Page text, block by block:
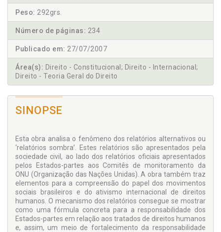
Peso: 292grs.
Número de páginas: 234
Publicado em: 27/07/2007
Área(s): Direito - Constitucional; Direito - Internacional;
Direito - Teoria Geral do Direito
SINOPSE
Esta obra analisa o fenômeno dos relatórios alternativos ou
‘relatórios sombra’. Estes relatórios são apresentados pela
sociedade civil, ao lado dos relatórios oficiais apresentados
pelos Estados-partes aos Comitês de monitoramento da
ONU (Organização das Nações Unidas). A obra também traz
elementos para a compreensão do papel dos movimentos
sociais brasileiros e do ativismo internacional de direitos
humanos. O mecanismo dos relatórios consegue se mostrar
como uma fórmula concreta para a responsabilidade dos
Estados-partes em relação aos tratados de direitos humanos
e, assim, um meio de fortalecimento da responsabilidade